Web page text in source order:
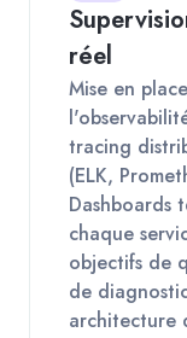
réel
Mise en
tracing
(ELK,
Dashboards
chaque
objectifs de
de
architecture